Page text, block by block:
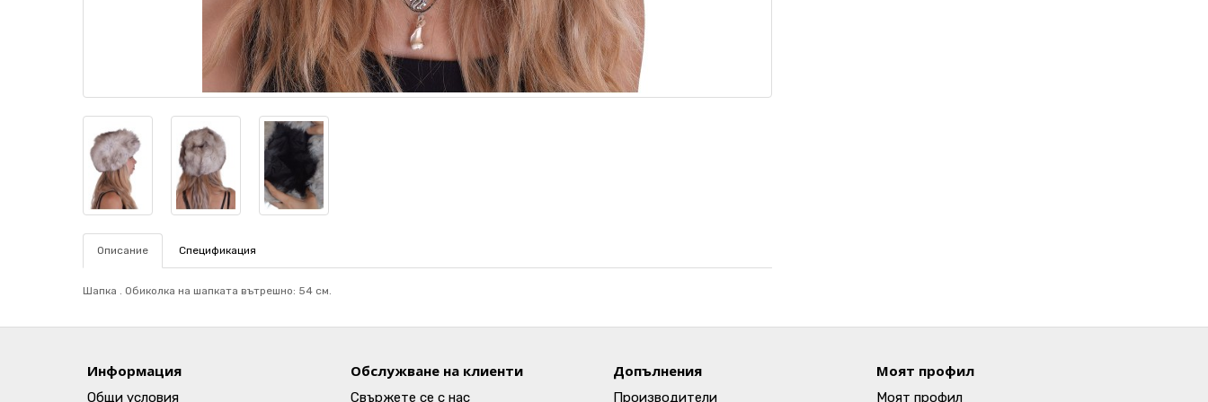
Описание Спецификация
Шапка . Обиколка на шапката вътрешно: 54 см.
Информация
Общи условия
Обслужване на клиенти
Свържете се с нас
Допълнения
Производители
Моят профил
Моят профил